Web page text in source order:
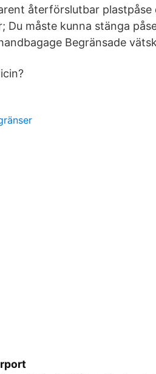
återförslutbar
Du måste kunna stänga
Begränsade